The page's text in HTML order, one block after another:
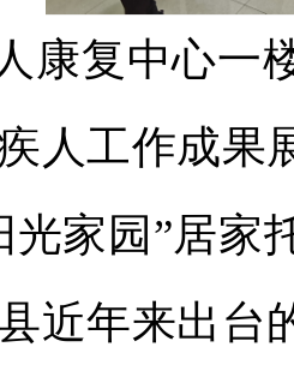
康复中心一
人工作成果
光家园”居家
近年来出台